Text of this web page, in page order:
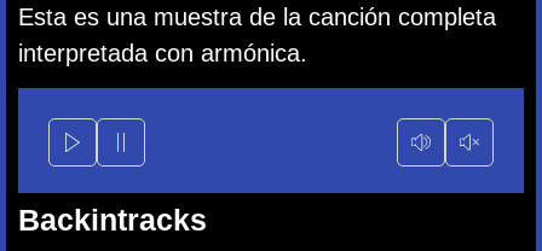
Esta es una muestra de la canción completa
interpretada con armónica.
Backintracks